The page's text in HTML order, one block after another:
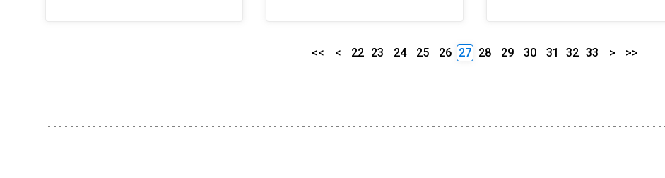
<< < 22 23 24 25 26 27 28 29 30 31 32 33 > >>